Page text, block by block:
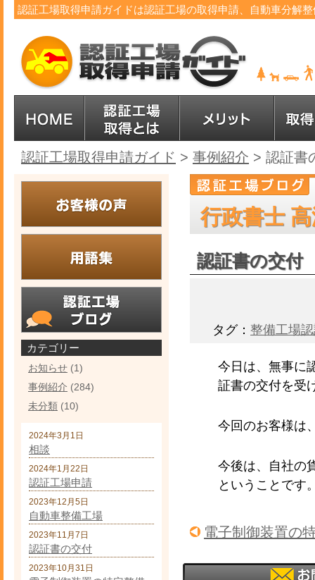
認証工場取得申請ガイドは認証工場の取得申請、自動車分解
認証工場取得申請ガイド > 事例紹介 > 認証書
行政書士
認証書の交付
タグ： 整備工場
今日は、無事に
証書の交付を受
今回のお客様は
今後は、自社の
ということです
電子制御装置の
カテゴリー
お知らせ (1)
事例紹介 (284)
未分類 (10)
2024年3月1日
相談
2024年1月22日
認証工場申請
2023年12月5日
自動車整備工場
2023年11月7日
認証書の交付
2023年10月31日